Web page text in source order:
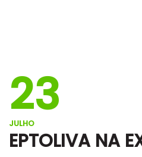
23
JULHO
EPTOLIVA NA